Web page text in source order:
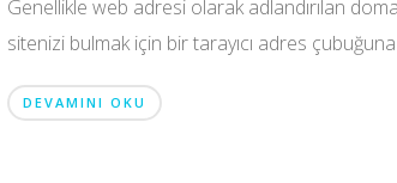
Genellikle web adresi olarak adlandırılan
sitenizi bulmak için bir tarayıcı adres çubuğuna
DEVAMINI OKU